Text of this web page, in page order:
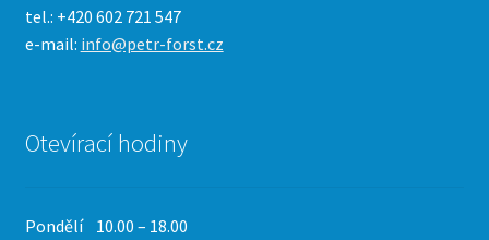
tel.: +420 602 721 547
e-mail: info@petr-forst.cz
Otevírací hodiny
Pondělí 10.00 – 18.00